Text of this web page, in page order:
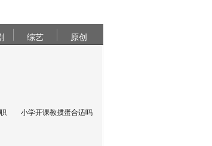
综艺 原创
小学开课教掼蛋合适吗